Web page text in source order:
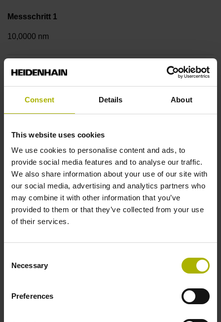
Consent Details About
This website uses cookies
We use cookies to personalise content and ads, to
provide social media features and to analyse our traffic.
We also share information about your use of our site with
our social media, advertising and analytics partners who
may combine it with other information that you’ve
provided to them or that they’ve collected from your use
of their services.
Selection
Necessary
Preferences
Messschritt 1
10,0000 nm
Befestigungsart
EnDat22 Synchron-Seriell EnDat 2.2 ohne
Inkrementalsignale
Spannungsversorgung
3,6 V ... 14 V
Flanschdose, Stift, 14-polig